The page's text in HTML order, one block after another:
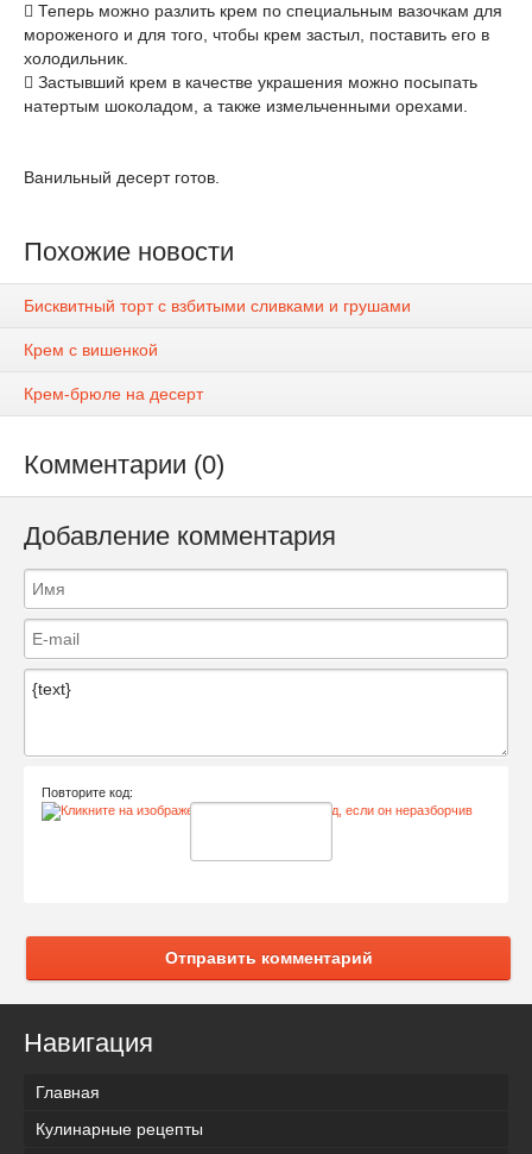
 Теперь можно разлить крем по специальным вазочкам для
мороженого и для того, чтобы крем застыл, поставить его в
холодильник.
 Застывший крем в качестве украшения можно посыпать
натертым шоколадом, а также измельченными орехами.
Ванильный десерт готов.
Похожие новости
Бисквитный торт с взбитыми сливками и грушами
Крем с вишенкой
Крем-брюле на десерт
Комментарии (0)
Добавление комментария
Повторите код:
Отправить комментарий
Навигация
Главная
Кулинарные рецепты